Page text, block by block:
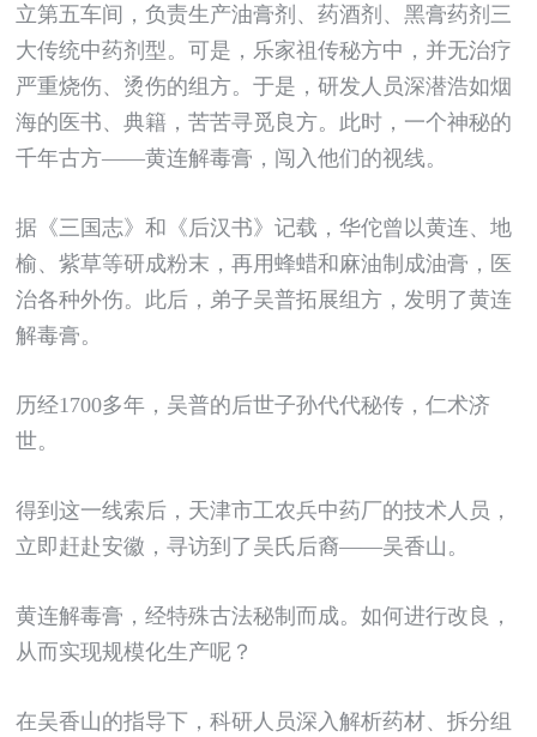
立第五车间，负责生产油膏剂、药酒剂、黑膏药剂三
大传统中药剂型。可是，乐家祖传秘方中，并无治疗
严重烧伤、烫伤的组方。于是，研发人员深潜浩如烟
海的医书、典籍，苦苦寻觅良方。此时，一个神秘的
千年古方——黄连解毒膏，闯入他们的视线。
据《三国志》和《后汉书》记载，华佗曾以黄连、地
榆、紫草等研成粉末，再用蜂蜡和麻油制成油膏，医
治各种外伤。此后，弟子吴普拓展组方，发明了黄连
解毒膏。
历经1700多年，吴普的后世子孙代代秘传，仁术济
世。
得到这一线索后，天津市工农兵中药厂的技术人员，
立即赶赴安徽，寻访到了吴氏后裔——吴香山。
黄连解毒膏，经特殊古法秘制而成。如何进行改良，
从而实现规模化生产呢？
在吴香山的指导下，科研人员深入解析药材、拆分组